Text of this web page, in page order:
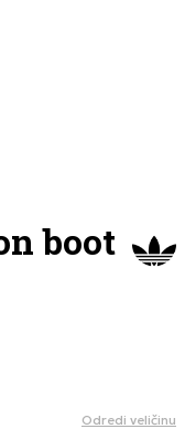
boot
Odredi veličinu